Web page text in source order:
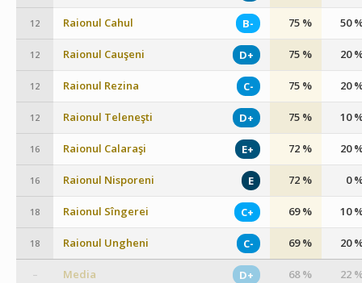
12 Raionul Cahul B- 75 % 50
12 Raionul Cauşeni D+ 75 % 20
12 Raionul Rezina C- 75 % 20
12 Raionul Teleneşti D+ 75 % 10
16 Raionul Calaraşi E+ 72 % 20
16 Raionul Nisporeni E 72 % 0
18 Raionul Sîngerei C+ 69 % 10
18 Raionul Ungheni C- 69 % 20
– Media D+ 68 % 22